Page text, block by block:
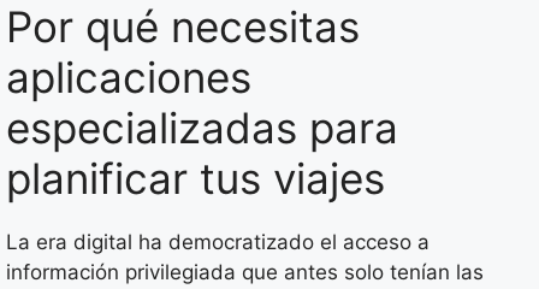
Por qué necesitas
aplicaciones
especializadas para
planificar tus viajes
La era digital ha democratizado el acceso a
información privilegiada que antes solo tenían las